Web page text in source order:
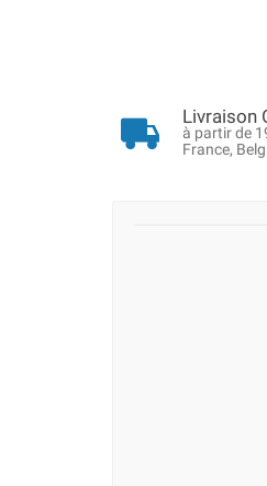
Livraison
à partir de
France,